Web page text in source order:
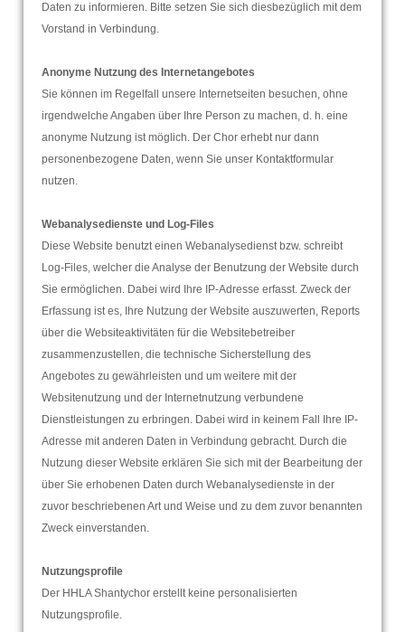
Daten zu informieren. Bitte setzen Sie sich diesbezüglich mit dem
Vorstand in Verbindung.
Anonyme Nutzung des Internetangebotes
Sie können im Regelfall unsere Internetseiten besuchen, ohne
irgendwelche Angaben über Ihre Person zu machen, d. h. eine
anonyme Nutzung ist möglich. Der Chor erhebt nur dann
personenbezogene Daten, wenn Sie unser Kontaktformular
nutzen.
Webanalysedienste und Log-Files
Diese Website benutzt einen Webanalysedienst bzw. schreibt
Log-Files, welcher die Analyse der Benutzung der Website durch
Sie ermöglichen. Dabei wird Ihre IP-Adresse erfasst. Zweck der
Erfassung ist es, Ihre Nutzung der Website auszuwerten, Reports
über die Websiteaktivitäten für die Websitebetreiber
zusammenzustellen, die technische Sicherstellung des
Angebotes zu gewährleisten und um weitere mit der
Websitenutzung und der Internetnutzung verbundene
Dienstleistungen zu erbringen. Dabei wird in keinem Fall Ihre IP-
Adresse mit anderen Daten in Verbindung gebracht. Durch die
Nutzung dieser Website erklären Sie sich mit der Bearbeitung der
über Sie erhobenen Daten durch Webanalysedienste in der
zuvor beschriebenen Art und Weise und zu dem zuvor benannten
Zweck einverstanden.
Nutzungsprofile
Der HHLA Shantychor erstellt keine personalisierten
Nutzungsprofile.